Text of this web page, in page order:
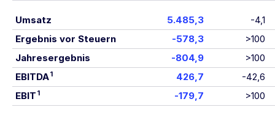
Mehrjahresübersicht
Umsatz 5.485,3
-4,1
Ergebnis vor Steuern
-578,3
>100
Jahresergebnis
-804,9
>100
EBITDA1 426,7
-42,6
EBIT 1 -179,7 >100